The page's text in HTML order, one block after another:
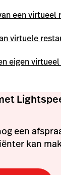
een virtueel
virtuele
eigen
een
kan